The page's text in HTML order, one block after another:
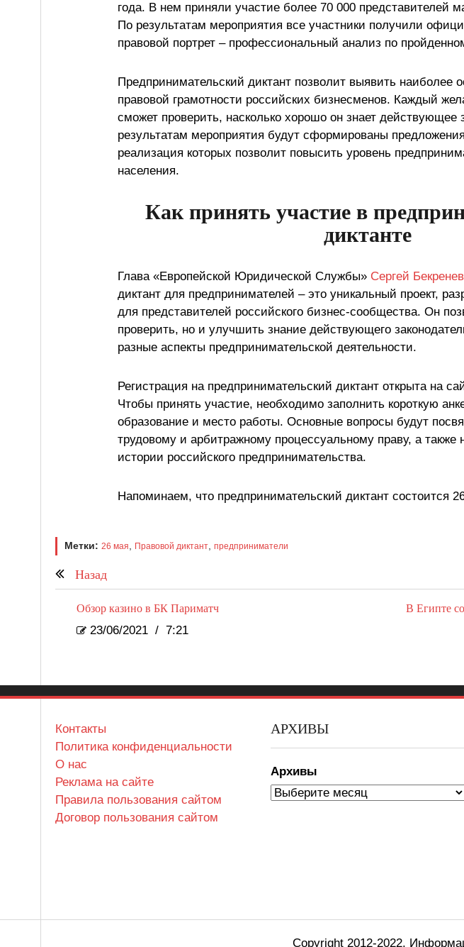
года. В нем приняли участие более 70 000 представителей
По результатам мероприятия все участники получили
правовой портрет – профессиональный анализ по
Предпринимательский диктант позволит выявить наиболее
правовой грамотности российских бизнесменов. Каждый
сможет проверить, насколько хорошо он знает действующее
результатам мероприятия будут сформированы
реализация которых позволит повысить уровень
населения.
Как принять участие в
диктанте
Глава «Европейской Юридической Службы» Сергей Бекренев
диктант для предпринимателей – это уникальный проект,
для представителей российского бизнес-сообщества. Он
проверить, но и улучшить знание действующего
разные аспекты предпринимательской деятельности.
Регистрация на предпринимательский диктант открыта на
Чтобы принять участие, необходимо заполнить короткую
образование и место работы. Основные вопросы будут
трудовому и арбитражному процессуальному праву, а
истории российского предпринимательства.
Напоминаем, что предпринимательский диктант состоится
Метки: 26 мая, Правовой диктант, предприниматели
Назад
Обзор казино в БК Париматч
23/06/2021 / 7:21
В Египте
Контакты
Политика конфиденциальности
О нас
Реклама на сайте
Правила пользования сайтом
Договор пользования сайтом
АРХИВЫ
Архивы
Copyright 2012-2022.